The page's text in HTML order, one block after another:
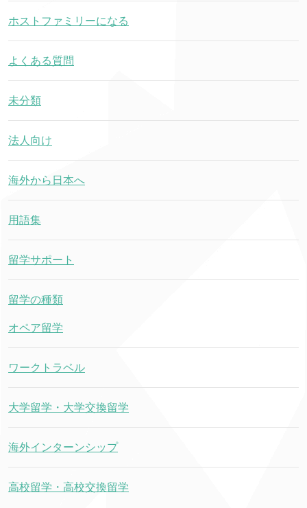
ホストファミリーになる
よくある質問
未分類
法人向け
海外から日本へ
用語集
留学サポート
留学の種類
オペア留学
ワークトラベル
大学留学・大学交換留学
海外インターンシップ
高校留学・高校交換留学